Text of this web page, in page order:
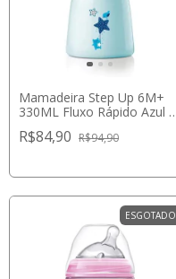
Mamadeira Step Up 6M+
330ML Fluxo Rápido Azul -
R$84,90 R$94,90
ESGOTADO